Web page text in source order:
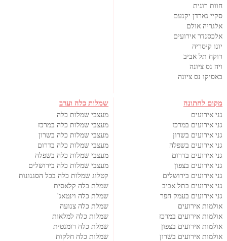
חוות רונית
סקיי גארדן יקנעם
אלגריה אולם
אלכסנדר אירועים
יונו קיסריה
רוקח תל אביב
ויה נס ציונה
באסיקו נס ציונה
מקום לחתונה
גני אירועים
גני אירועים במרכז
גני אירועים בשרון
גני אירועים בשפלה
גני אירועים בדרום
גני אירועים בצפון
גני אירועים בירושלים
גני אירועים בתל אביב
גני אירועים בעמק חפר
אולמות אירועים
אולמות אירועים במרכז
אולמות אירועים בצפון
אולמות אירועים בשרון
שמלות כלה וערב
מעצבי שמלות כלה
מעצבי שמלות כלה במרכז
מעצבי שמלות כלה בשרון
מעצבי שמלות כלה בדרום
מעצבי שמלות כלה בשפלה
מעצבי שמלות כלה בירושלים
קטלוג שמלות כלה בכל הסגנונות
שמלת כלה קלאסית
שמלת כלה וינטאג'
שמלת כלה צנועה
שמלות כלה למלאות
שמלת כלה רומנטית
שמלות כלה חלקות